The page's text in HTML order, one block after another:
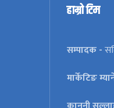
हाम्रो टिम
सम्पादक -
मार्केटिङ